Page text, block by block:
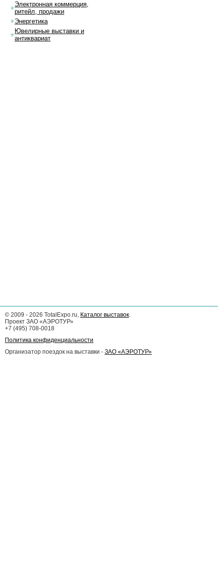
Электронная коммерция,
ритейл, продажи
Энергетика
Ювелирные выставки и
антиквариат
© 2009 - 2026 TotalExpo.ru, Каталог выставок.
Проект ЗАО «АЭРОТУР»
+7 (495) 708-0018
Политика конфиденциальности
Организатор поездок на выставки - ЗАО «АЭРОТУР»